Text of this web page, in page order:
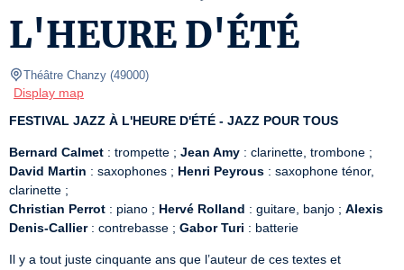
L'HEURE D'ÉTÉ
Théâtre Chanzy (49000)
Display map
FESTIVAL JAZZ À L'HEURE D'ÉTÉ - JAZZ POUR TOUS
Bernard Calmet : trompette ; Jean Amy
David Martin : saxophones ; Henri Peyrous : saxophone ténor,
Christian Perrot : piano ; Hervé Rolland : guitare, banjo ; Alexis
Denis-Callier : contrebasse ; Gabor Turi : batterie
Il y a tout juste cinquante ans que l’auteur de ces textes et